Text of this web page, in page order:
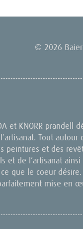
© 2026 Baier
et KNORR prandell
Tout
peintures et des
de l’artisanat ainsi
que le coeur
mise en